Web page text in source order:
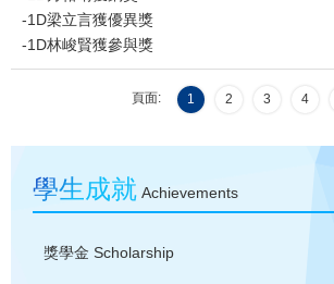
-1D梁立言獲優異獎
-1D林峻賢獲參與獎
頁面: 1 2 3 4
學生成就 Achievements
獎學金 Scholarship